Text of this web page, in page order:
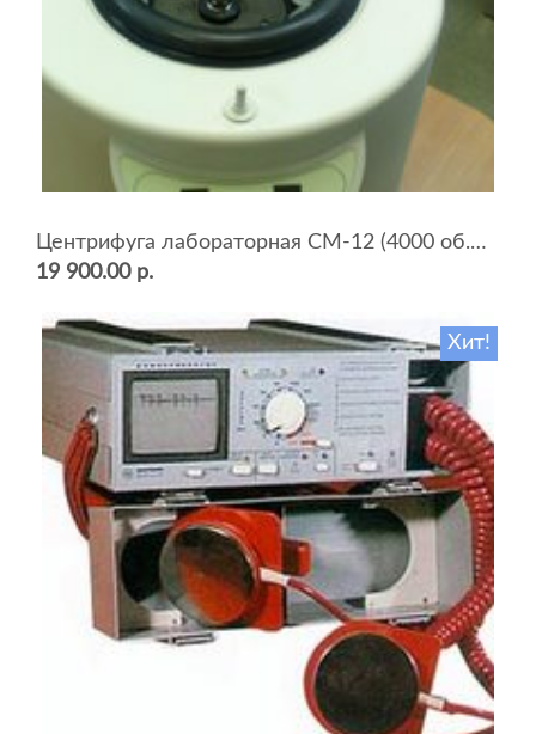
Центрифуга лабораторная СМ-12 (4000 об.мин, 12 пробирок)
19 900.00 р.
Хит!